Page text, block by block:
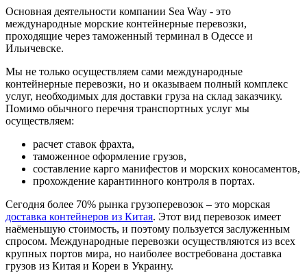
Основная деятельности компании Sea Way - это
международные морские контейнерные перевозки,
проходящие через таможенный терминал в Одессе и
Ильичевске.
Мы не только осуществляем сами международные
контейнерные перевозки, но и оказываем полный комплекс
услуг, необходимых для доставки груза на склад заказчику.
Помимо обычного перечня транспортных услуг мы
осуществляем:
расчет ставок фрахта,
таможенное оформление грузов,
составление карго манифестов и морских коносаментов,
прохождение карантинного контроля в портах.
Сегодня более 70% рынка грузоперевозок – это морская
доставка контейнеров из Китая. Этот вид перевозок имеет
наёменьшую стоимость, и поэтому пользуется заслуженным
спросом. Международные перевозки осуществляются из всех
крупных портов мира, но наиболее востребована доставка
грузов из Китая и Кореи в Украину.